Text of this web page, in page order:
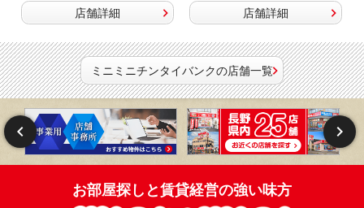
店舗詳細
店舗詳細
ミニミニチンタイバンクの店舗一覧
お部屋探しと賃貸経営の強い味方